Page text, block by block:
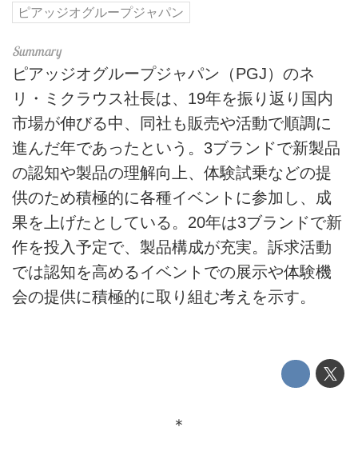
ピアッジオグループジャパン
ピアッジオグループジャパン（PGJ）のネ
リ・ミクラウス社長は、19年を振り返り国内
市場が伸びる中、同社も販売や活動で順調に
進んだ年であったという。3ブランドで新製品
の認知や製品の理解向上、体験試乗などの提
供のため積極的に各種イベントに参加し、成
果を上げたとしている。20年は3ブランドで新
作を投入予定で、製品構成が充実。訴求活動
では認知を高めるイベントでの展示や体験機
会の提供に積極的に取り組む考えを示す。
＊